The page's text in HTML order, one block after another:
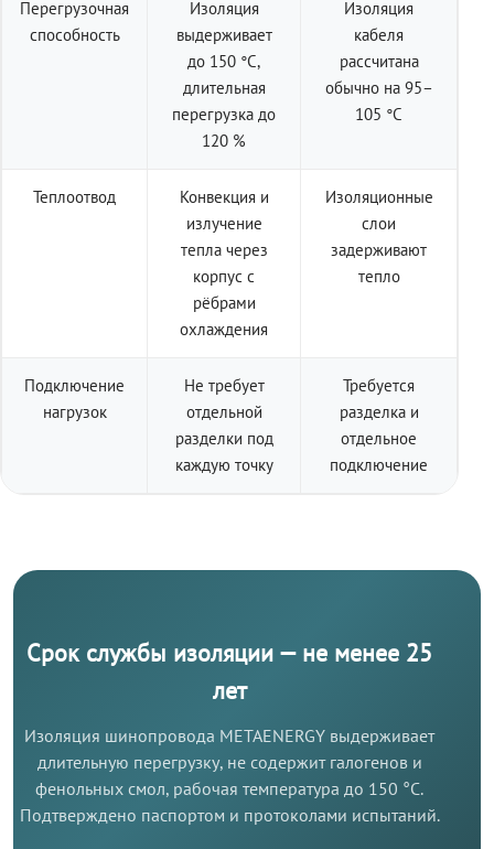
Перегрузочная
способность
Изоляция
выдерживает
до 150 °C,
длительная
перегрузка до
120 %
Изоляция
кабеля
рассчитана
обычно на 95–
105 °C
Теплоотвод
Конвекция и
излучение
тепла через
корпус с
рёбрами
охлаждения
Изоляционные
слои
задерживают
тепло
Подключение
нагрузок
Не требует
отдельной
разделки под
каждую точку
Требуется
разделка и
отдельное
подключение
Срок службы изоляции — не менее 25
лет
Изоляция шинопровода METAENERGY выдерживает
длительную перегрузку, не содержит галогенов и
фенольных смол, рабочая температура до 150 °C.
Подтверждено паспортом и протоколами испытаний.